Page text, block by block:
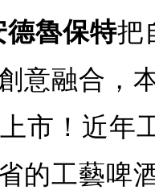
魯保特把
意融合，
市！近年
的工藝啤